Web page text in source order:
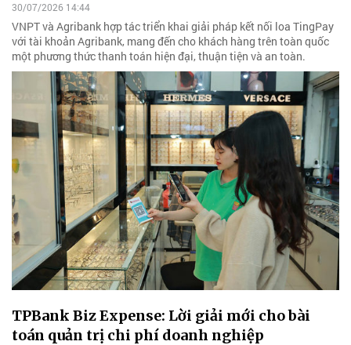
30/07/2026 14:44
VNPT và Agribank hợp tác triển khai giải pháp kết nối loa TingPay
với tài khoản Agribank, mang đến cho khách hàng trên toàn quốc
một phương thức thanh toán hiện đại, thuận tiện và an toàn.
TPBank Biz Expense: Lời giải mới cho bài
toán quản trị chi phí doanh nghiệp